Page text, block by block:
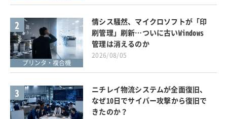
2
プリンタ・複合機
情シス騒然、マイクロソフトが「印
刷管理」刷新…ついに古いWindows
管理は消えるのか
2026/08/05
3
ニチレイ物流システムが全面復旧、
なぜ10日でサイバー攻撃から復旧で
きたのか？